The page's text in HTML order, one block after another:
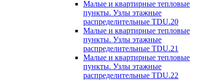
Малые и квартирные тепловые
пункты. Узлы этажные
распределительные TDU.20
Малые и квартирные тепловые
пункты. Узлы этажные
распределительные TDU.21
Малые и квартирные тепловые
пункты. Узлы этажные
распределительные TDU.22